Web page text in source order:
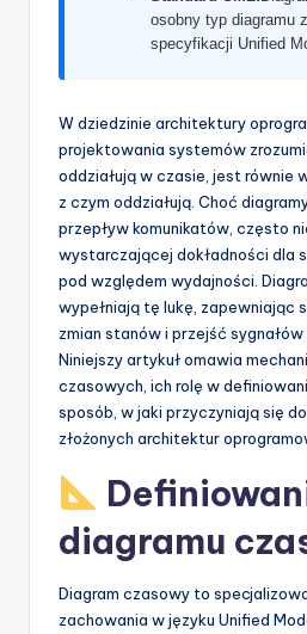
U
p
d
osobny typ diagramu
specyfikacji Unified
W dziedzinie architektury
projektowania systemów
oddziałują w czasie, jest równie
z czym oddziałują. Choć
przepływ komunikatów, często
wystarczającej dokładności dla
pod względem wydajności.
wypełniają tę lukę, zapewniając
zmian stanów i przejść sygnałów
Niniejszy artykuł omawia
czasowych, ich rolę w
sposób, w jaki przyczyniają się
złożonych architektur
diagramu
Diagram czasowy to
zachowania w języku Unified